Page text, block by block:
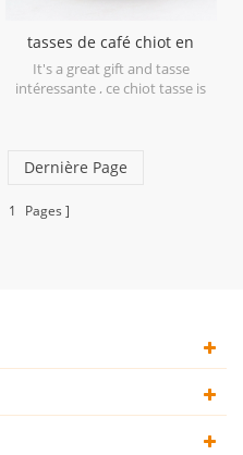
tasses de café chiot en
céramique avec porte-
sachet de thé
It's a great gift and tasse
intéressante , ce chiot tasse is
Dernière Page
1 Pages